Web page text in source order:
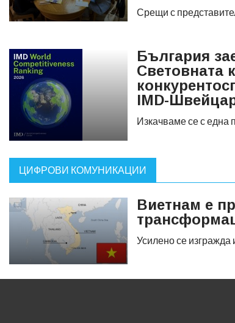
Срещи с
България
Световната
IMD-
Изкачваме се с една
ЦИФРОВИ КОМУНИКАЦИИ
Виетнам e
Усилено се изгражда